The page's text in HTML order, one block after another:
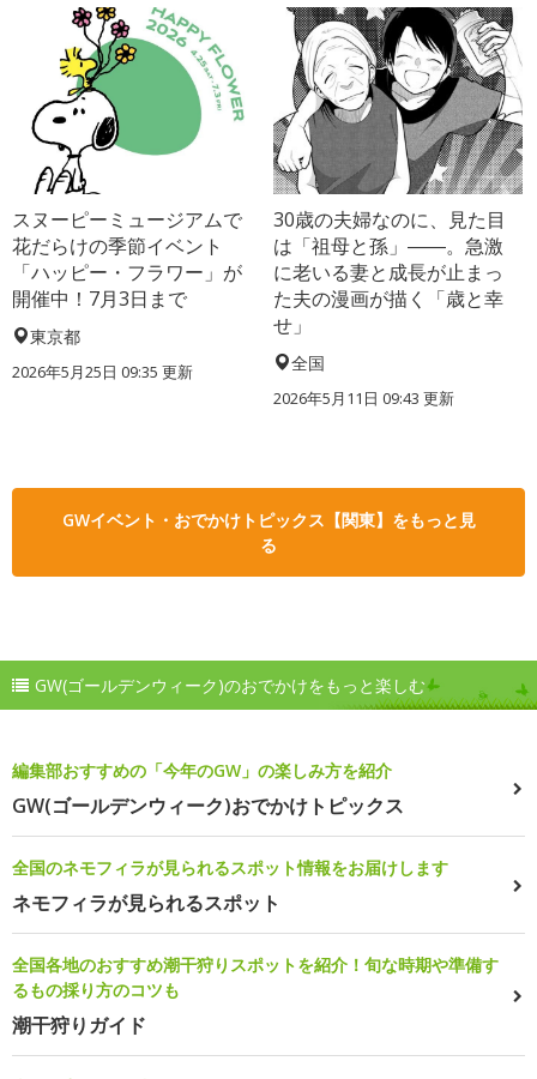
スヌーピーミュージアムで
花だらけの季節イベント
「ハッピー・フラワー」が
開催中！7月3日まで
東京都
2026年5月25日 09:35 更新
30歳の夫婦なのに、見た目
は「祖母と孫」――。急激
に老いる妻と成長が止まっ
た夫の漫画が描く「歳と幸
せ」
全国
2026年5月11日 09:43 更新
GWイベント・おでかけトピックス【関東】をもっと見
る
GW(ゴールデンウィーク)のおでかけをもっと楽しむ
編集部おすすめの「今年のGW」の楽しみ方を紹介
GW(ゴールデンウィーク)おでかけトピックス
全国のネモフィラが見られるスポット情報をお届けします
ネモフィラが見られるスポット
全国各地のおすすめ潮干狩りスポットを紹介！旬な時期や準備す
るもの採り方のコツも
潮干狩りガイド